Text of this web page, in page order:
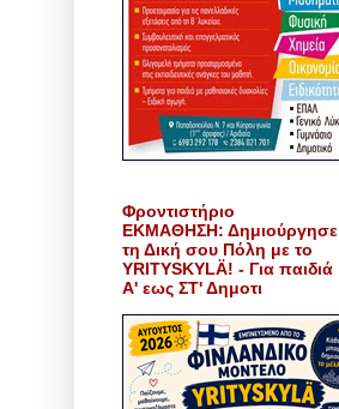
Φροντιστήριο
ΕΚΜΑΘΗΣΗ: Δημιούργησε
τη Δική σου Πόλη με το
YRITYSKYLÄ! - Για παιδιά
Α' εως ΣΤ' Δημοτι